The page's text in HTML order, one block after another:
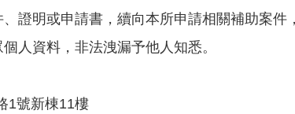
證明或申請書，續向本所申請相關補助案件
人資料，非法洩漏予他人知悉。
1號新棟11樓